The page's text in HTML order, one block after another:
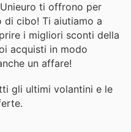
ti offrono per
di cibo! Ti aiutiamo a
i migliori sconti della
acquisti in modo
un affare!
gli ultimi volantini e le